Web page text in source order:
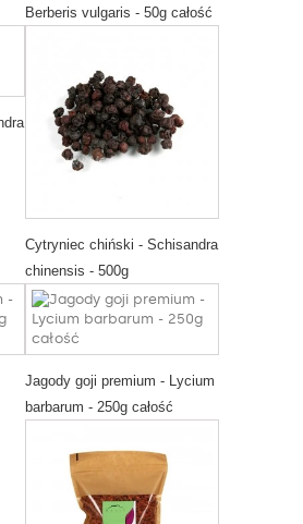
Berberis vulgaris - 50g całość
Cytryniec chiński - Schisandra
chinensis - 500g
Jagody goji premium - Lycium
barbarum - 250g całość